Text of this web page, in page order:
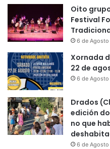
Oito
Festival
6 de
Xornada
22 de
6 de
Drados
edición
no que
6 de